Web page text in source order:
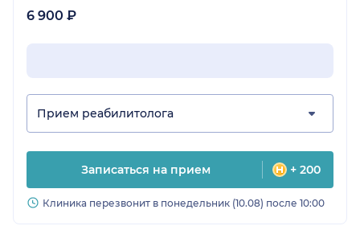
6 900 ₽
Прием реабилитолога
Записаться на прием + 200
Клиника перезвонит в понедельник (10.08) после 10:00